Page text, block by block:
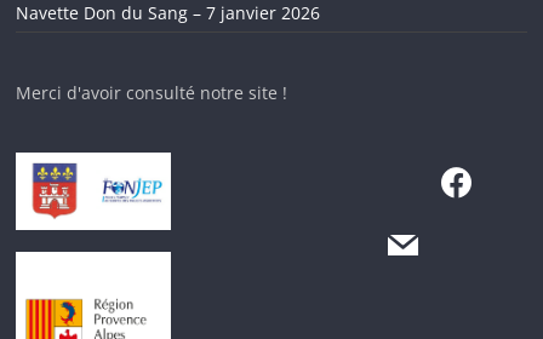
Navette Don du Sang – 7 janvier 2026
Merci d'avoir consulté notre site !